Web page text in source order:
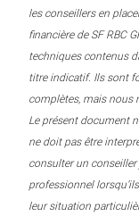
les conseillers en
financière de SF RBC
techniques contenus
titre indicatif. Ils sont
complètes, mais nous
Le présent document
ne doit pas être
consulter un
professionnel
leur situation